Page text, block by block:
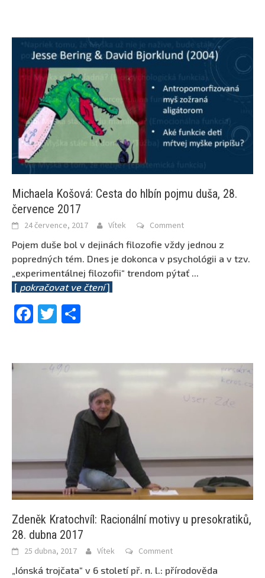
Michaela Košová: Cesta do hlbín pojmu duša, 28.
července 2017
24 července, 2017 Vítek Comment
Pojem duše bol v dejinách filozofie vždy jednou z
popredných tém. Dnes je dokonca v psychológii a v tzv.
„experimentálnej filozofii“ trendom pýtať ...
[ pokračovat ve čtení]
Facebook
Twitter
Zdeněk Kratochvíl: Racionální motivy u presokratiků,
28. dubna 2017
25 dubna, 2017 Vítek Comment
„Iónská trojčata“ v 6 století př. n. l.: přírodověda